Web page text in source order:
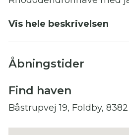
Stenhave med spejlbasin,
Rosenhave omkring en
samt tyske roser.
Staudehave/klosterhave -
Et område op mod mark
græsser.
Vis hele beskrivelsen
Åbningstider
Find haven
Båstrupvej 19, Foldby,